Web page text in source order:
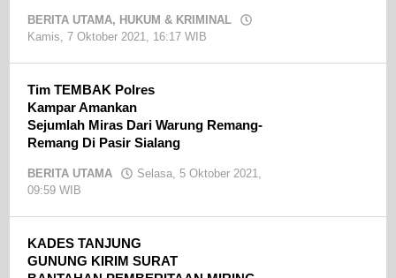
BERITA UTAMA, HUKUM & KRIMINAL
Kamis, 7 Oktober 2021, 16:17 WIB
Tim TEMBAK Polres
Kampar Amankan
Sejumlah Miras Dari Warung Remang-
Remang Di Pasir Sialang
BERITA UTAMA
Selasa, 5 Oktober 2021,
09:59 WIB
KADES TANJUNG
GUNUNG KIRIM SURAT